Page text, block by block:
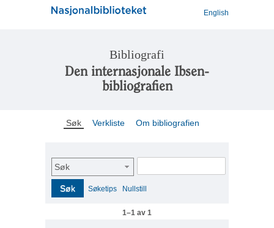
English
Bibliografi
Den internasjonale Ibsen-
bibliografien
Søk Verkliste Om bibliografien
Søk
Søk Søketips Nullstill
1–1 av 1